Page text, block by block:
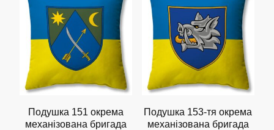
Подушка 151 окрема
механізована бригада
Подушка 153-тя окрема
механізована бригада